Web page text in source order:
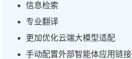
信息检索
专业翻译
更加优化云端大模型适配
手动配置外部智能体应用链接